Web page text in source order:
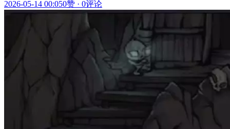
2026-05-14 00:050赞 · 0评论